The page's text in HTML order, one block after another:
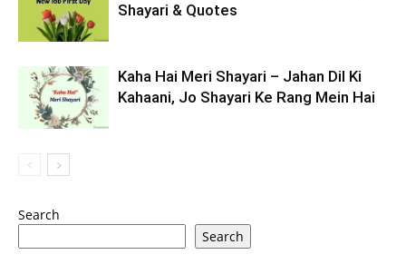
Shayari & Quotes
Kaha Hai Meri Shayari – Jahan Dil Ki
Kahaani, Jo Shayari Ke Rang Mein Hai
Search
Search